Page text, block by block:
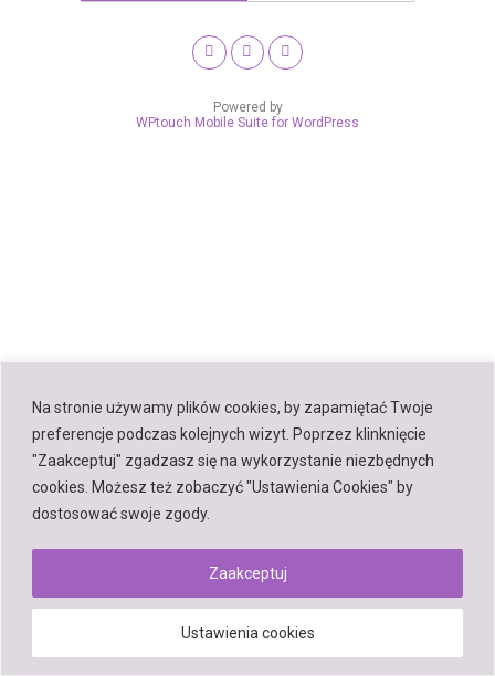
Na stronie używamy plików cookies, by zapamiętać Twoje
preferencje podczas kolejnych wizyt. Poprzez klinknięcie
"Zaakceptuj" zgadzasz się na wykorzystanie niezbędnych
cookies. Możesz też zobaczyć "Ustawienia Cookies" by
dostosować swoje zgody.
Ustawienia cookies
Zaakceptuj
Powered by
WPtouch Mobile Suite for WordPress